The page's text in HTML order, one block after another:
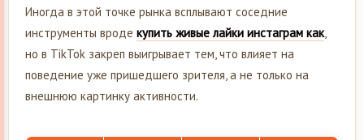
Иногда в этой точке рынка всплывают соседние
инструменты вроде купить живые лайки инстаграм как,
но в TikTok закреп выигрывает тем, что влияет на
поведение уже пришедшего зрителя, а не только на
внешнюю картинку активности.